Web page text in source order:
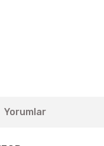
Yorumlar